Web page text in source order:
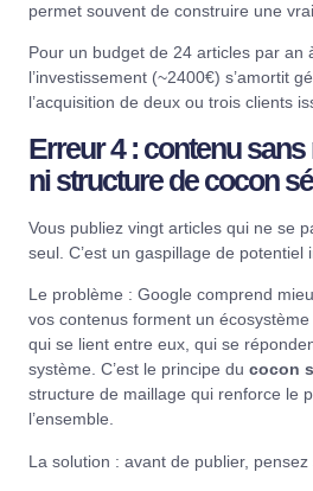
permet souvent de construire une
Pour un budget de 24 articles par an
l’investissement (~2400€) s’amortit
l’acquisition de deux ou trois clients
Erreur 4 : contenu
ni structure de cocon
Vous publiez vingt articles qui ne se
seul. C’est un gaspillage de potentiel
Le problème : Google comprend
vos contenus forment un
qui se lient entre eux, qui se
système. C’est le principe du cocon
structure de maillage qui renforce le
l’ensemble.
La solution : avant de publier, pensez